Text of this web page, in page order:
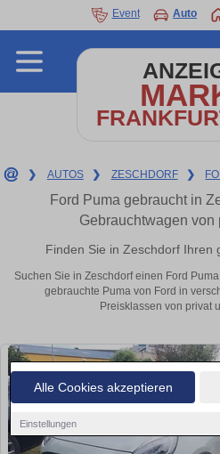
Alle Cookies akzeptieren
Einstellungen
Event Auto
❯ AUTOS ❯ ZESCHDORF ❯
Ford Puma gebraucht in
Gebrauchtwagen von
Finden Sie in Zeschdorf Ihren
Suchen Sie in Zeschdorf einen Ford
gebrauchte Puma von Ford in
Preisklassen von privat